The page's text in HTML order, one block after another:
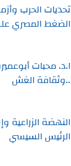
تحديات الحرب
الضغط المصري
ا.د. محبات
..وثقافة الغش
النهضة
الرئيس السيسي